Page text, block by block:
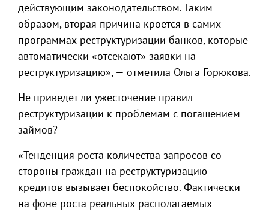
действующим законодательством. Таким
образом, вторая причина кроется в самих
программах реструктуризации банков, которые
автоматически «отсекают» заявки на
реструктуризацию», — отметила Ольга Горюкова.
Не приведет ли ужесточение правил
реструктуризации к проблемам с погашением
займов?
«Тенденция роста количества запросов со
стороны граждан на реструктуризацию
кредитов вызывает беспокойство. Фактически
на фоне роста реальных располагаемых